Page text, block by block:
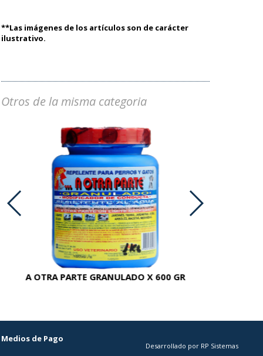
**Las imágenes de los artículos son de carácter
ilustrativo.
Otros de la misma categoria
A OTRA PARTE GRANULADO X 600 GR
Medios de Pago
Desarrollado por RP Sistemas